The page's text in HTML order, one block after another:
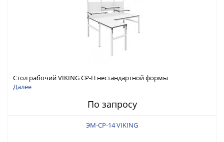
Стол рабочий VIKING СР-П нестандартной формы
Далее
По запросу
ЭМ-СР-14 VIKING